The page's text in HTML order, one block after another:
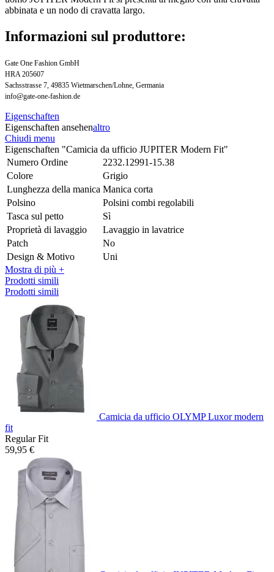
abbinata e un nodo di cravatta largo.
Informazioni sul produttore:
Gate One Fashion GmbH
HRA 205607
Sachsstrasse 7, 49835 Wietmarschen/Lohne, Germania
info@gate-one-fashion.de
Eigenschaften
Eigenschaften ansehenaltro
Chiudi menu
Eigenschaften "Camicia da ufficio JUPITER Modern Fit"
Numero Ordine
2232.12991-15.38
Colore
Grigio
Lunghezza della manica Manica corta
Polsino
Polsini combi regolabili
Tasca sul petto
Sì
Proprietà di lavaggio
Lavaggio in lavatrice
Patch
No
Design & Motivo
Uni
Mostra di più +
Prodotti simili
Prodotti simili
Camicia da ufficio OLYMP Luxor modern
fit
Regular Fit
59,95 €